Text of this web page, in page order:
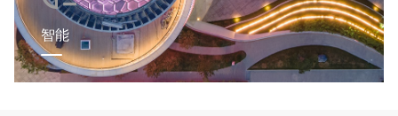
智能